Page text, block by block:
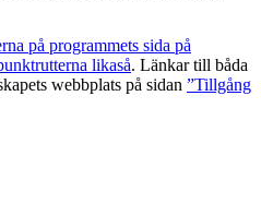
på programmets sida på
likaså. Länkar till båda
webbplats på sidan ”Tillgång